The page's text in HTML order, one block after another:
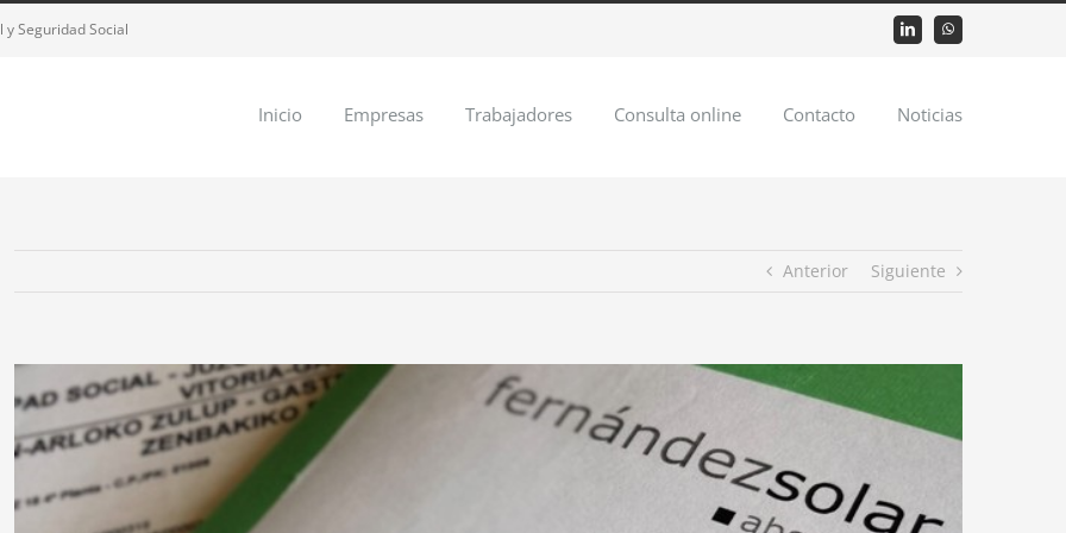
Seguridad Social LinkedInWhatsApp
Inicio Empresas Trabajadores Consulta online Contacto Noticias
Anterior Siguiente
imagen
más